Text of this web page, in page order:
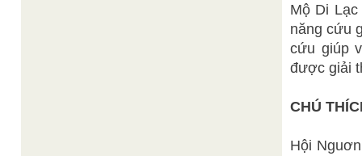
Mộ Di
năng cứu
cứu giúp
được giải
CHÚ
Hội